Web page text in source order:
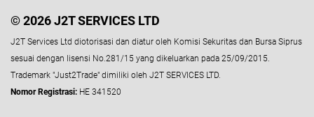
© 2026 J2T SERVICES LTD
J2T Services Ltd diotorisasi dan diatur oleh Komisi Sekuritas dan Bursa Siprus
sesuai dengan lisensi No.281/15 yang dikeluarkan pada 25/09/2015.
Trademark "Just2Trade" dimiliki oleh J2T SERVICES LTD.
Nomor Registrasi: HE 341520